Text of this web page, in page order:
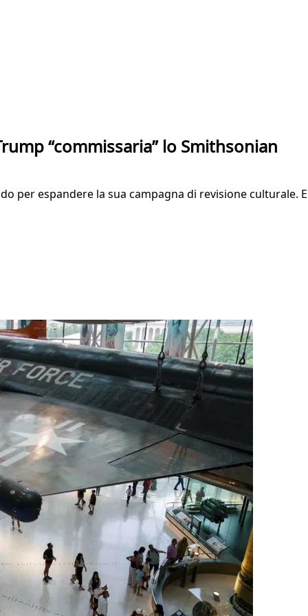
“commissaria” lo Smithsonian
per espandere la sua campagna di revisione culturale.